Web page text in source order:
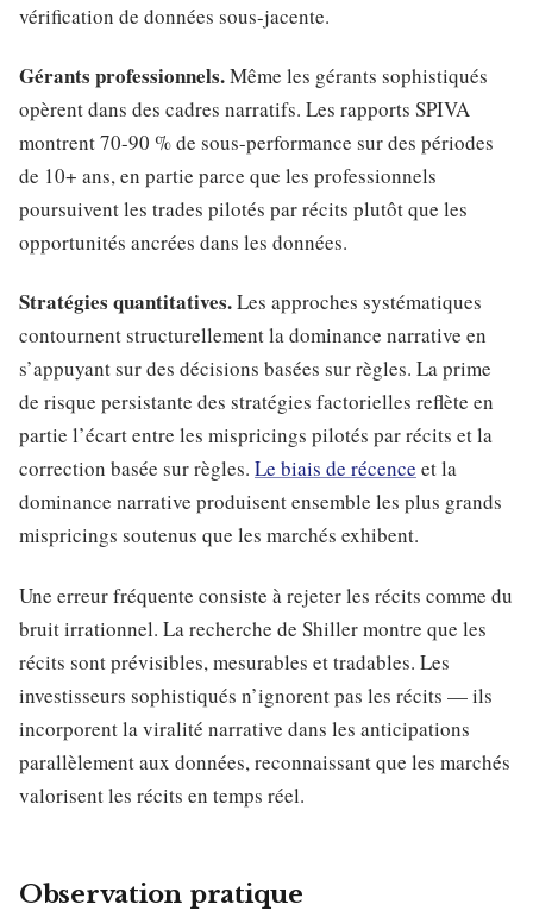
vérification de données sous-jacente.
Gérants professionnels.Même les gérants sophistiqués
opèrent dans des cadres narratifs. Les rapports SPIVA
montrent 70-90 % de sous-performance sur des périodes
de 10+ ans, en partie parce que les professionnels
poursuivent les trades pilotés par récits plutôt que les
opportunités ancrées dans les données.
Stratégies quantitatives.Les approches systématiques
contournent structurellement la dominance narrative en
s’appuyant sur des décisions basées sur règles. La prime
de risque persistante des stratégies factorielles reflète en
partie l’écart entre les mispricings pilotés par récits et la
correction basée sur règles. Le biais de récence et la
dominance narrative produisent ensemble les plus grands
mispricings soutenus que les marchés exhibent.
Une erreur fréquente consiste à rejeter les récits comme du
bruit irrationnel. La recherche de Shiller montre que les
récits sont prévisibles, mesurables et tradables. Les
investisseurs sophistiqués n’ignorent pas les récits — ils
incorporent la viralité narrative dans les anticipations
parallèlement aux données, reconnaissant que les marchés
valorisent les récits en temps réel.
Observation pratique